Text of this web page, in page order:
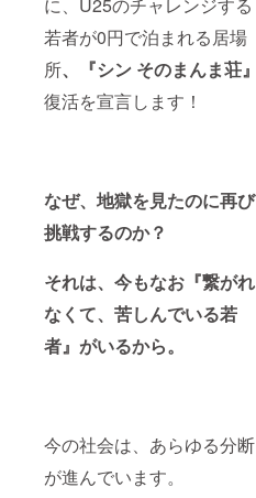
若者が0円で泊まれる居場
所、
『シン そのまんま荘』
復活を宣言します！
なぜ、地獄を見たのに再び
挑戦するのか？
それは、今もなお『繋がれ
なくて、苦しんでいる若
者』がいるから。
今の社会は、あらゆる分断
が進んでいます。